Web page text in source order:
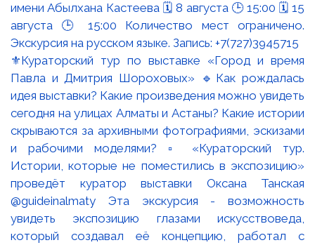
⚜️Кураторский тур по выставке «Город и время
Павла и Дмитрия Шороховых» 🔹Как рождалась
идея выставки? Какие произведения можно увидеть
сегодня на улицах Алматы и Астаны? Какие истории
скрываются за архивными фотографиями, эскизами
и рабочими моделями? ▫️ «Кураторский тур.
Истории, которые не поместились в экспозицию»
проведёт куратор выставки Оксана Танская
@guideinalmaty Эта экскурсия - возможность
увидеть экспозицию глазами искусствоведа,
который создавал её концепцию, работал с